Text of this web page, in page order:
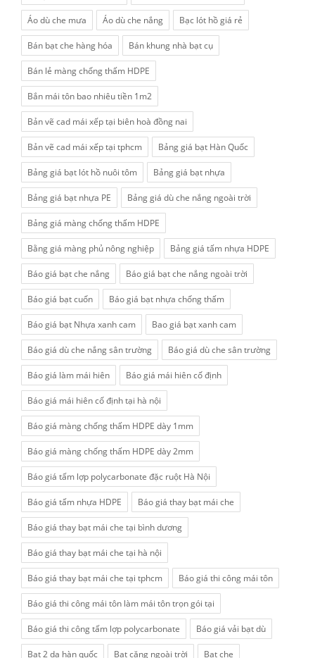
Áo dù che mưa Áo dù che nắng Bạc lót hồ giá rẻ
Bán bạt che hàng hóa Bán khung nhà bạt cụ
Bán lẻ màng chống thấm HDPE
Bắn mái tôn bao nhiêu tiền 1m2
Bản vẽ cad mái xếp tại biên hoà đồng nai
Bản vẽ cad mái xếp tại tphcm Bảng giá bạt Hàn Quốc
Bảng giá bạt lót hồ nuôi tôm Bảng giá bạt nhựa
Bảng giá bạt nhựa PE Bảng giá dù che nắng ngoài trời
Bảng giá màng chống thấm HDPE
Bằng giá màng phủ nông nghiệp Bảng giá tấm nhựa HDPE
Báo giá bạt che nắng Báo giá bạt che nắng ngoài trời
Báo giá bạt cuốn Báo giá bạt nhựa chống thấm
Báo giá bạt Nhựa xanh cam Bao giá bạt xanh cam
Báo giá dù che nắng sân trường Báo giá dù che sân trường
Báo giá làm mái hiên Báo giá mái hiên cố định
Báo giá mái hiên cố định tại hà nội
Báo giá màng chống thấm HDPE dày 1mm
Báo giá màng chống thấm HDPE dày 2mm
Báo giá tấm lợp polycarbonate đặc ruột Hà Nội
Báo giá tấm nhựa HDPE Báo giá thay bạt mái che
Báo giá thay bạt mái che tại bình dương
Báo giá thay bạt mái che tại hà nội
Báo giá thay bạt mái che tại tphcm Báo giá thi công mái tôn
Báo giá thi công mái tôn làm mái tôn trọn gói tại
Báo giá thi công tấm lợp polycarbonate Báo giá vải bạt dù
Bạt 2 da hàn quốc Bạt căng ngoài trời Bạt che